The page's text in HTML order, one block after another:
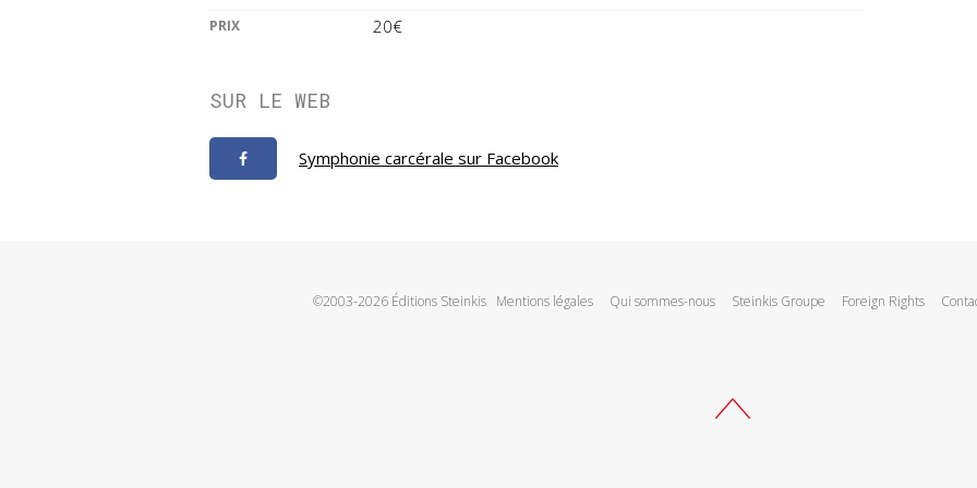
PRIX 20€
SUR LE WEB
Symphonie carcérale sur Facebook
©2003-2026 Éditions Steinkis Mentions légales Qui sommes-nous Steinkis Groupe Foreign Rights